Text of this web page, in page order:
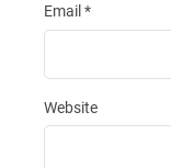
Email *
Website